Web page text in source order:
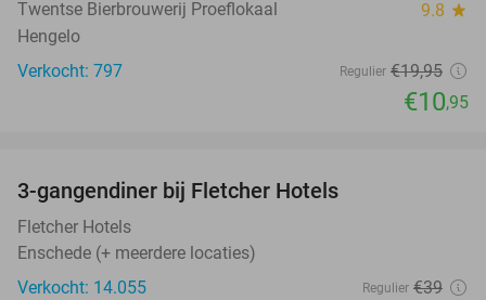
Twentse Bierbrouwerij Proeflokaal 9.8 star
Hengelo
Verkocht: 797
Regulier €19,95
€10,95
3-gangendiner bij Fletcher Hotels
Fletcher Hotels
Enschede (+ meerdere locaties)
Verkocht: 14.055
Regulier €39